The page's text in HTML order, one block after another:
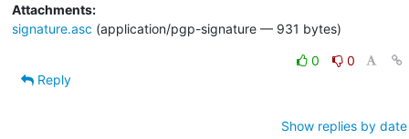
Attachments:
signature.asc (application/pgp-signature — 931 bytes)
0
0
Reply
Show replies by date